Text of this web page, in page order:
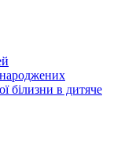
білизни в дитяче